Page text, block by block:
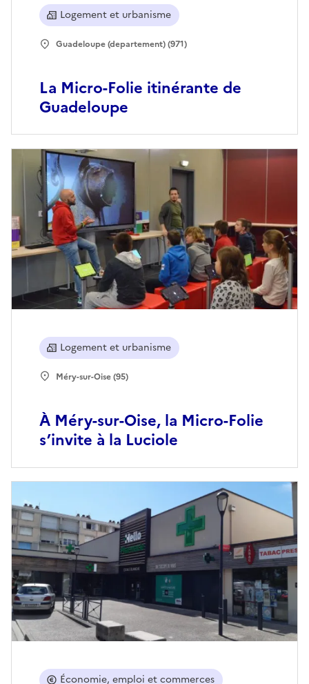
La Micro-Folie itinérante de
Guadeloupe
Logement et urbanisme
Guadeloupe (departement) (971)
À Méry-sur-Oise, la Micro-Folie
s’invite à la Luciole
Logement et urbanisme
Méry-sur-Oise (95)
Économie, emploi et commerces